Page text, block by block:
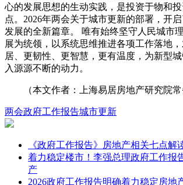
心的发展思想的生动实践，是投资于物和
点。2026年两会关于城市更新的部署，开
发展的全新篇章。 唯有始终坚守人民城市
展为统领，以系统思维推进各项工作落地
居、更韧性、更智慧，更有温度，为新型
入源源不断的动力。
（本文作者：上海易居房地产研究院常
两会政府工作报告城市更新
《政府工作报告》房地产相关七点解
着力稳定楼市！李强总理政府工作报
产
2026政府工作报告明确着力稳定房地